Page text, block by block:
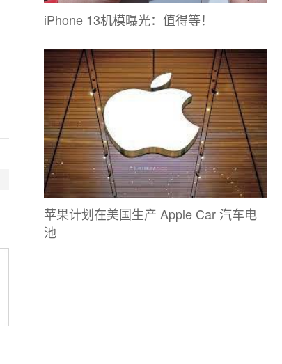
iPhone 13机模曝光：值得等！
苹果计划在美国生产 Apple Car 汽车电
池